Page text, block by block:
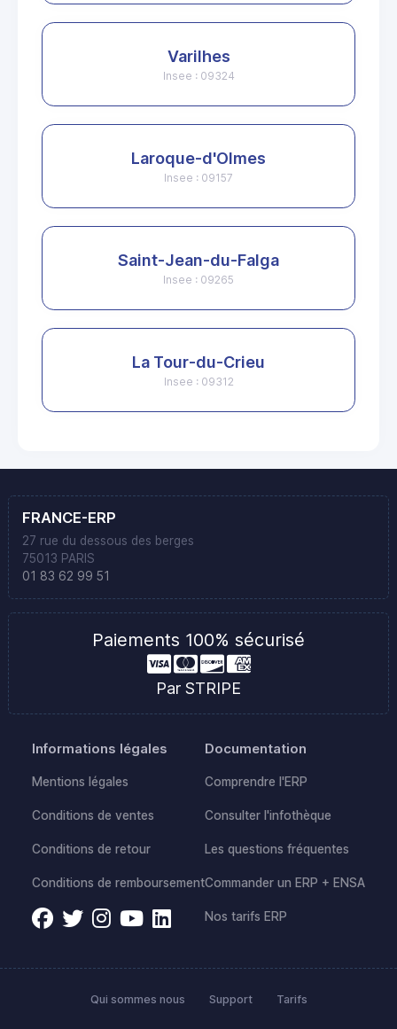
Varilhes
Insee : 09324
Laroque-d'Olmes
Insee : 09157
Saint-Jean-du-Falga
Insee : 09265
La Tour-du-Crieu
Insee : 09312
FRANCE-ERP
27 rue du dessous des berges
75013 PARIS
01 83 62 99 51
Paiements 100% sécurisé
Par STRIPE
Informations légales
Mentions légales
Conditions de ventes
Conditions de retour
Conditions de remboursement
Documentation
Comprendre l'ERP
Consulter l'infothèque
Les questions fréquentes
Commander un ERP + ENSA
Nos tarifs ERP
Qui sommes nous Support Tarifs